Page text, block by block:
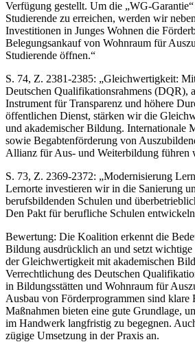
Verfügung gestellt. Um die „WG-
Studierende zu erreichen, werden wir
Investitionen in Junges Wohnen die
Belegungsankauf von Wohnraum für
Studierende öffnen.“
S. 74, Z. 2381-2385: „Gleichwertigkeit:
Deutschen Qualifikationsrahmens (DQR),
Instrument für Transparenz und höhere
öffentlichen Dienst, stärken wir die
und akademischer Bildung. Internationale
sowie Begabtenförderung von
Allianz für Aus- und Weiterbildung führen
S. 73, Z. 2369-2372: „Modernisierung
Lernorte investieren wir in die Sanierung
berufsbildenden Schulen und
Den Pakt für berufliche Schulen
Bewertung: Die Koalition erkennt die
Bildung ausdrücklich an und setzt
der Gleichwertigkeit mit akademischen
Verrechtlichung des Deutschen
in Bildungsstätten und Wohnraum für
Ausbau von Förderprogrammen sind klare
Maßnahmen bieten eine gute Grundlage,
im Handwerk langfristig zu begegnen.
zügige Umsetzung in der Praxis an.